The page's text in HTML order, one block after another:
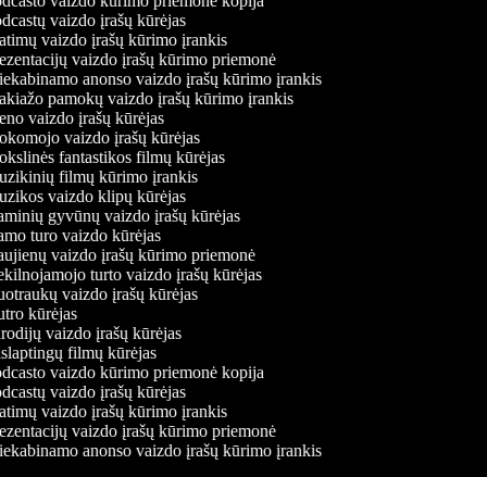
vaizdo įrašų kūrėjas
vaizdo įrašų kūrimo įrankis
vaizdo įrašų kūrimo priemonė
anonso vaizdo įrašų kūrimo įrankis
pamokų vaizdo įrašų kūrimo įrankis
vaizdo įrašų kūrėjas
vaizdo įrašų kūrėjas
fantastikos filmų kūrėjas
filmų kūrimo įrankis
vaizdo klipų kūrėjas
gyvūnų vaizdo įrašų kūrėjas
turo vaizdo kūrėjas
vaizdo įrašų kūrimo priemonė
turto vaizdo įrašų kūrėjas
vaizdo įrašų kūrėjas
kūrėjas
vaizdo įrašų kūrėjas
filmų kūrėjas
vaizdo kūrimo priemonė kopija
vaizdo įrašų kūrėjas
vaizdo įrašų kūrimo įrankis
vaizdo įrašų kūrimo priemonė
anonso vaizdo įrašų kūrimo įrankis